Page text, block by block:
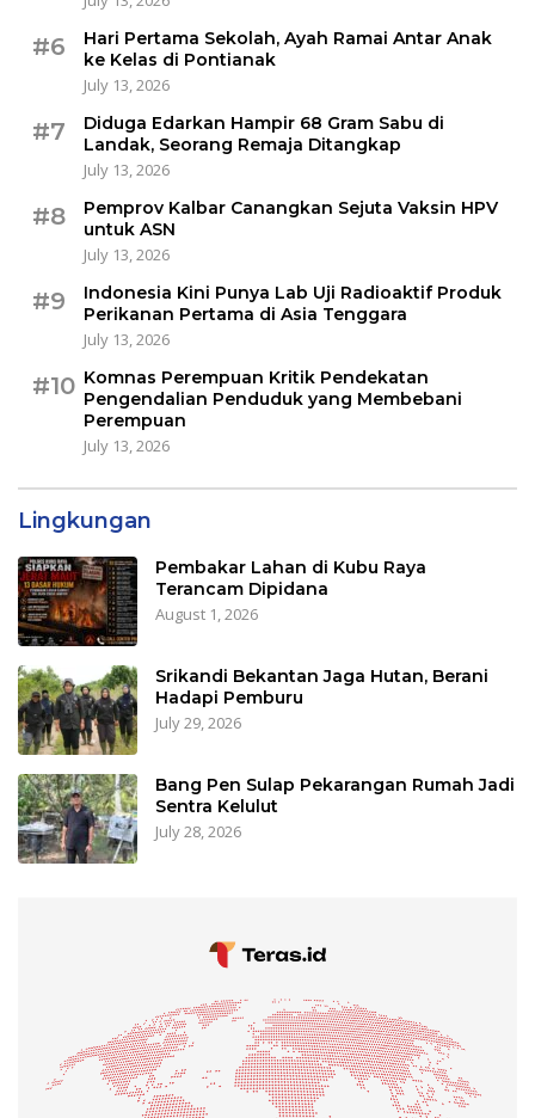
#6
Hari Pertama Sekolah, Ayah Ramai Antar Anak
ke Kelas di Pontianak
July 13, 2026
#7
Diduga Edarkan Hampir 68 Gram Sabu di
Landak, Seorang Remaja Ditangkap
July 13, 2026
#8
Pemprov Kalbar Canangkan Sejuta Vaksin HPV
untuk ASN
July 13, 2026
#9
Indonesia Kini Punya Lab Uji Radioaktif Produk
Perikanan Pertama di Asia Tenggara
July 13, 2026
#10 Komnas Perempuan Kritik Pendekatan
Pengendalian Penduduk yang Membebani
Perempuan
July 13, 2026
Lingkungan
Pembakar Lahan di Kubu Raya
Terancam Dipidana
August 1, 2026
Srikandi Bekantan Jaga Hutan, Berani
Hadapi Pemburu
July 29, 2026
Bang Pen Sulap Pekarangan Rumah Jadi
Sentra Kelulut
July 28, 2026